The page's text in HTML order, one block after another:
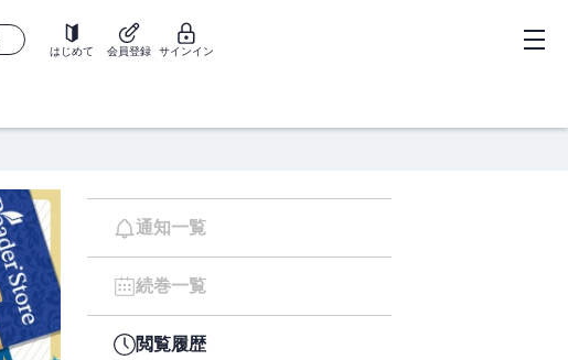
はじめて 会員登録 サインイン
通知一覧
続巻一覧
閲覧履歴